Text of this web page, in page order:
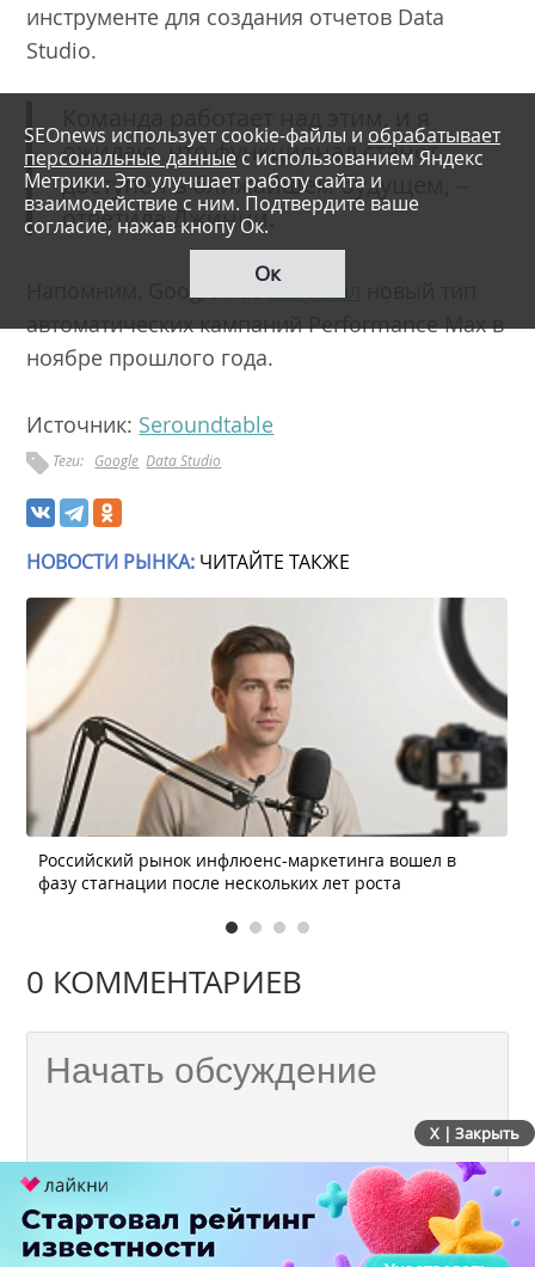
инструменте для создания отчетов Data
Studio.
ожидаю, что функционал станет
доступен в ближайшем будущем, –
ответила Джинни.
Напомним, Google Adsзапустил
автоматических кампаний Performance Max в
ноябре прошлого года.
Источник: Seroundtable
Теги: Google Data Studio
SEOnews использует cookie-файлы и обрабатывает
персональные данныес использованием Яндекс
Метрики. Это улучшает работу сайта и
взаимодействие с ним. Подтвердите ваше
согласие, нажав кнопу Ок.
Ок
НОВОСТИ РЫНКА: ЧИТАЙТЕ ТАКЖЕ
Российский рынок инфлюенс-маркетинга вошел в
фазу стагнации после нескольких лет роста
0 КОММЕНТАРИЕВ
X | Закрыть